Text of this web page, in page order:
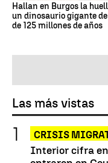
Hallan en Burgos la
un dinosaurio gigante
de 125 millones de años
Las más vistas
CRISIS
Interior cifra